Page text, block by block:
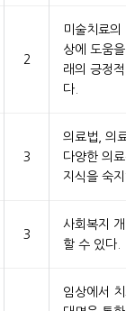
2
미술치료
상에 도움
래의 긍정
다.
3
의료법, 의
다양한 의
지식을 숙
3
사회복지
할 수 있다.
임상에서